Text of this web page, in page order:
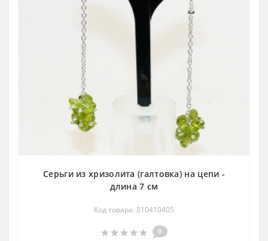
Серьги из хризолита (галтовка) на цепи -
длина 7 см
Код товара: 810410405
0